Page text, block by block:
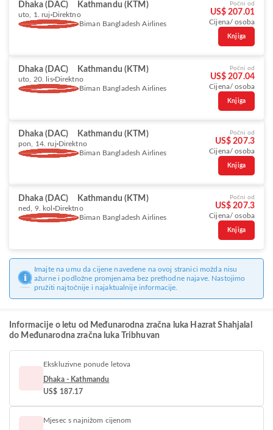
Dhaka (DAC) Kathmandu (KTM)
uto, 1. ruj Direktno
Biman Bangladesh Airlines
Počni od
US$ 207.01
Cijena/ osoba
Knjiga
Dhaka (DAC) Kathmandu (KTM)
uto, 20. lis Direktno
Biman Bangladesh Airlines
Počni od
US$ 207.04
Cijena/ osoba
Knjiga
Dhaka (DAC) Kathmandu (KTM)
pon, 14. ruj Direktno
Biman Bangladesh Airlines
Počni od
US$ 207.3
Cijena/ osoba
Knjiga
Dhaka (DAC) Kathmandu (KTM)
ned, 9. kol Direktno
Biman Bangladesh Airlines
Počni od
US$ 207.3
Cijena/ osoba
Knjiga
Imajte na umu da cijene navedene na ovoj stranici možda nisu
ažurne i podložne promjenama bez prethodne najave. Nastojimo
pružiti najtočnije i najaktualnije informacije.
Informacije o letu od Međunarodna zračna luka Hazrat Shahjalal
do Međunarodna zračna luka Tribhuvan
Ekskluzivne ponude letova
Dhaka - Kathmandu
US$ 187.17
Mjesec s najnižom cijenom